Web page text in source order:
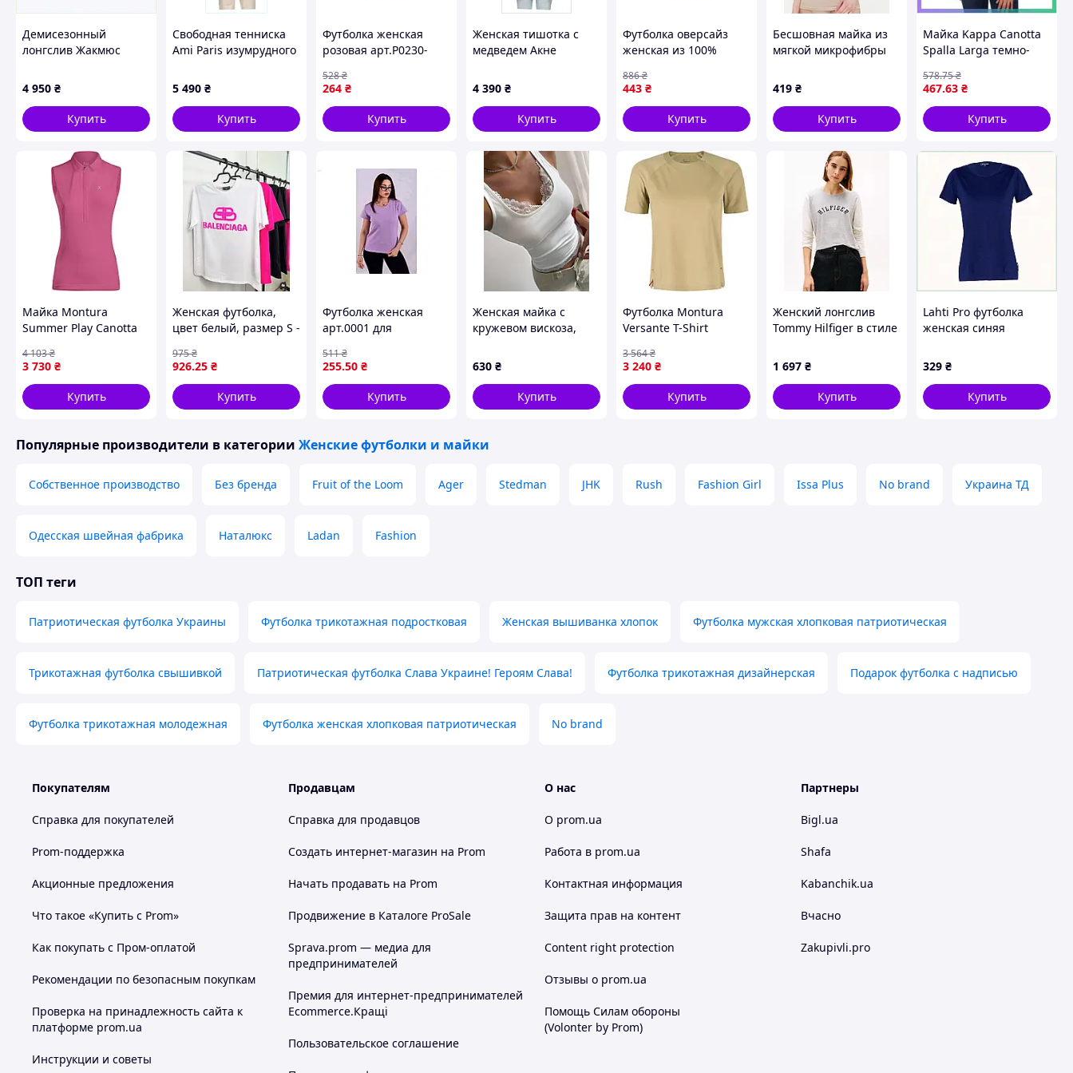
Похожие товары по характеристикам
Демисезонный
лонгслив Жакмюс
зеленая 859454E7H
4 950 ₴
Купить
Свободная тенниска
Ami Paris изумрудного
5 490 ₴
Купить
Футболка женская
розовая арт.P0230-
повседневной носки
стильная и
комфортная от ТМ
SHELLY
264 ₴
528₴
Купить
Женская тишотка с
медведем Акне
4 390 ₴
Купить
Футболка оверсайз
женская из 100%
повседневной носки
стильная и
комфортная
443 ₴
886₴
Купить
Бесшовная майка из
мягкой микрофибры
naturale, S/M
419 ₴
Купить
Майка Kappa Canotta
Spalla Larga темно-
спортивная стильная
блуза с широкими
бретеля SKU_K2401
BluNavy
467.63 ₴
578.75₴
Купить
Майка Montura
Summer Play Canotta
Rouge 2700-VO
3 730 ₴
4 103₴
Купить
Женская футболка,
цвет белый, размер S -
926.25 ₴
975₴
Купить
Футболка женская
арт.0001 для
из трикотажа цвет
лаванда размер XS ТМ
FAMILY
255.50 ₴
511₴
Купить
Женская майка с
кружевом вискоза,
630 ₴
Купить
Футболка Montura
Versante T-Shirt
2700-VO
3 240 ₴
3 564₴
Купить
Женский лонгслив
Tommy Hilfiger в стиле
(Серый M)
1 697 ₴
Купить
Lahti Pro футболка
женская синяя
8468C32TC2
329 ₴
Купить
Популярные производители в категории Женские футболки и майки
Собственное производство Без бренда Fruit of the Loom Ager Stedman JHK Rush Fashion Girl Issa Plus No brand Украина ТД
Одесская швейная фабрика Наталюкс Ladan Fashion
ТОП теги
Патриотическая футболка Украины Футболка трикотажная подростковая Женская вышиванка хлопок Футболка мужская хлопковая патриотическая
Трикотажная футболка свышивкой Патриотическая футболка Слава Украине! Героям Слава! Футболка трикотажная дизайнерская Подарок футболка с надписью
Футболка трикотажная молодежная Футболка женская хлопковая патриотическая No brand
Покупателям
Справка для покупателей
Prom-поддержка
Акционные предложения
Что такое «Купить с Prom»
Как покупать с Пром-оплатой
Рекомендации по безопасным покупкам
Проверка на принадлежность сайта к
платформе prom.ua
Инструкции и советы
Продавцам
Справка для продавцов
Создать интернет-магазин на Prom
Начать продавать на Prom
Продвижение в Каталоге ProSale
Sprava.prom — медиа для
предпринимателей
Премия для интернет-предпринимателей
Ecommerce.Кращі
Пользовательское соглашение
О нас
О prom.ua
Работа в prom.ua
Контактная информация
Защита прав на контент
Content right protection
Отзывы о prom.ua
Помощь Силам обороны
(Volonter by Prom)
Партнеры
Bigl.ua
Shafa
Kabanchik.ua
Вчасно
Zakupivli.pro